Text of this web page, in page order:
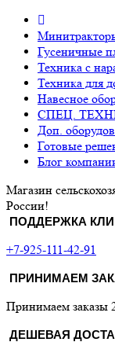
Гусеничные
Техника с
Техника для
Навесное
СПЕЦ.
Доп.
Готовые
Блог
Магазин
России!
ПОДДЕРЖКА
+7-925-111-42-91
ПРИНИМАЕМ
Принимаем заказы
ДЕШЕВАЯ